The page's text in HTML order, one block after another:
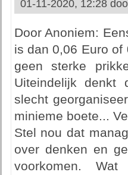
01-11-2020, 12:28
Door Anoniem:
is dan 0,06 Euro
geen sterke
Uiteindelijk denkt
slecht
minieme boete...
Stel nou dat
over denken en
voorkomen.